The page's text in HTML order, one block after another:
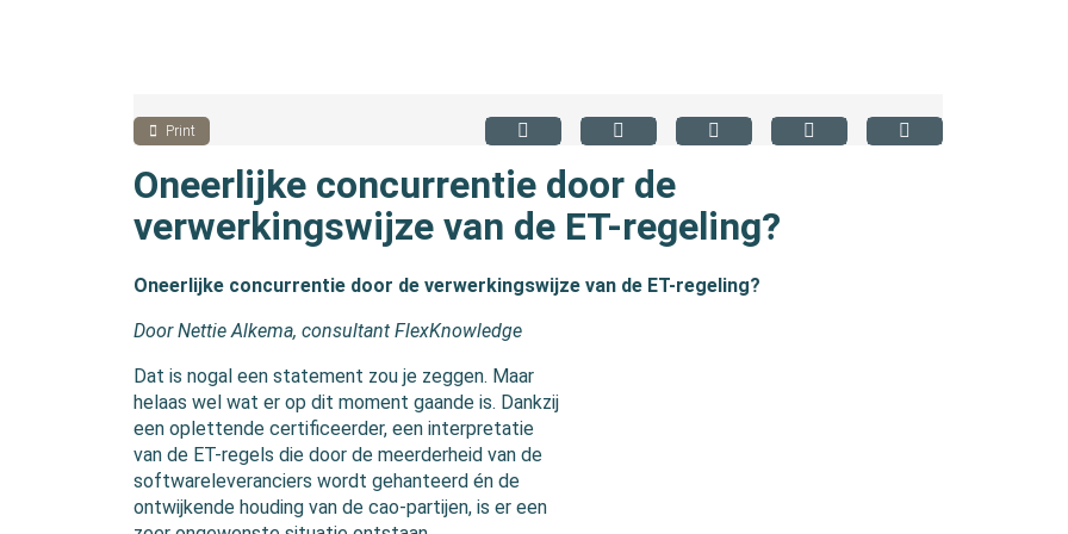
Print
Oneerlijke concurrentie door de
verwerkingswijze van de ET-regeling?
Oneerlijke concurrentie door de verwerkingswijze van de ET-regeling?
Door Nettie Alkema, consultant FlexKnowledge
Dat is nogal een statement zou je zeggen. Maar
helaas wel wat er op dit moment gaande is. Dankzij
een oplettende certificeerder, een interpretatie
van de ET-regels die door de meerderheid van de
softwareleveranciers wordt gehanteerd én de
ontwijkende houding van de cao-partijen, is er een